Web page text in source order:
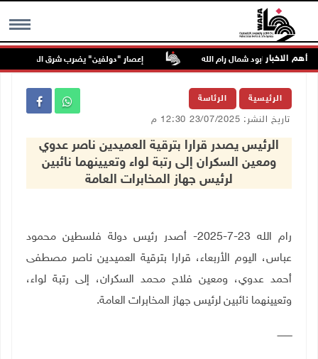
MENU أهم الاخبار
محررا من عابود شمال رام الله إعصار "دولفين" يضرب شرق الصين ويتسبب
الرئيسية الرئاسة
تاريخ النشر: 23/07/2025 12:30 م
الرئيس يصدر قرارا بترقية العميدين ناصر عدوي
ومعين السكران إلى رتبة لواء وتعيينهما نائبين
لرئيس جهاز المخابرات العامة
رام الله 23-7-2025- أصدر رئيس دولة فلسطين محمود
عباس، اليوم الأربعاء، قرارا بترقية العميدين ناصر مصطفى
أحمد عدوي، ومعين فلاح محمد السكران، إلى رتبة لواء،
وتعيينهما نائبين لرئيس جهاز المخابرات العامة.
ــــــــــ